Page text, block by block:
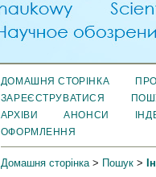
ДОМАШНЯ СТОРІНКА
ЗАРЕЄСТРУВАТИСЯ
АРХІВИ
АНОНСИ
ОФОРМЛЕННЯ
Домашня сторінка> Пошук>